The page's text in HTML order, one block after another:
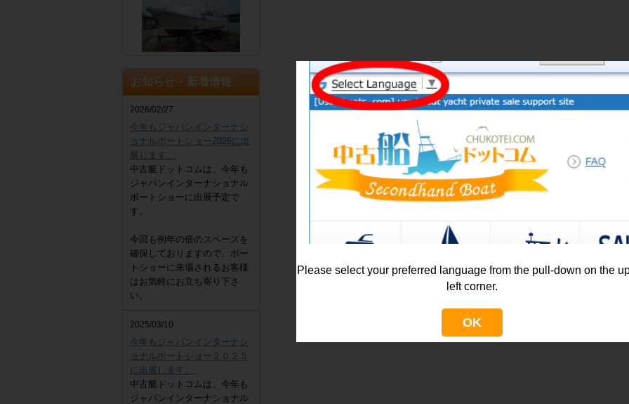
4,300,000円
お知らせ・新着情報
2026/02/27
今年もジャパンインターナシ
ョナルボートショー2026に出
展します。
中古艇ドットコムは、今年も
ジャパンインターナショナル
ボートショーに出展予定で
す。
今回も例年の倍のスペースを
確保しておりますので、ボー
トショーに来場されるお客様
はお気軽にお立ち寄り下さ
い。
2025/03/10
今年もジャパンインターナシ
ョナルボートショー２０２５
に出展します。
中古艇ドットコムは、今年も
ジャパンインターナショナル
Please select your preferred language from the pull-down on the
left corner.
OK